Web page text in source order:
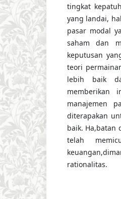
tingkat
yang landai,
pasar modal
saham dan
keputusan
teori
lebih baik
memberikan
manajemen
diterapakan
baik. Ha,batan
telah
rationalitas.